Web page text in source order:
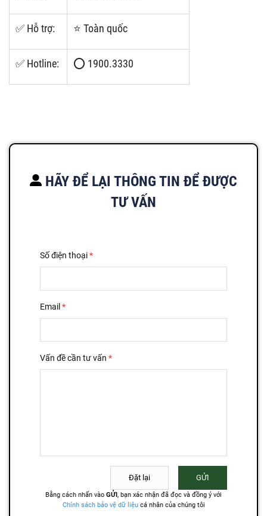
✅ Hỗ trợ: ⭐ Toàn quốc
✅ Hotline: ⭕ 1900.3330
HÃY ĐỂ LẠI THÔNG TIN ĐỂ ĐƯỢC
TƯ VẤN